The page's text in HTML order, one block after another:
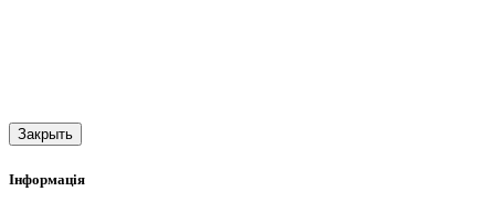
Закрыть
Інформація